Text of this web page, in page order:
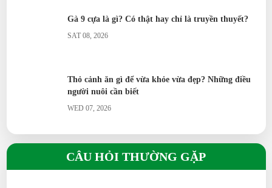
Gà 9 cựa là gì? Có thật hay chỉ là truyền thuyết?
SAT 08, 2026
Thỏ cảnh ăn gì để vừa khỏe vừa đẹp? Những điều
người nuôi cần biết
WED 07, 2026
Sự thật cần biết
TUE 07, 2026
CÂU HỎI THƯỜNG GẶP